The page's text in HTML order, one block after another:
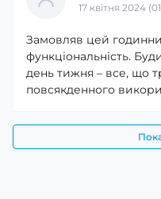
17 квітня 2024
Замовляв цей
функціональність.
день тижня – все, що
повсякденного